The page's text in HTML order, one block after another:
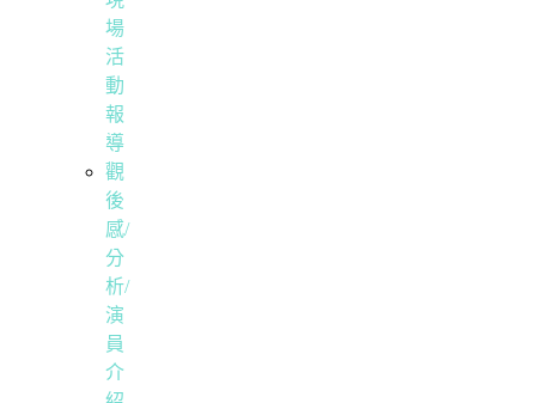
場
活
動
報
導
觀
後
感/
分
析/
演
員
介